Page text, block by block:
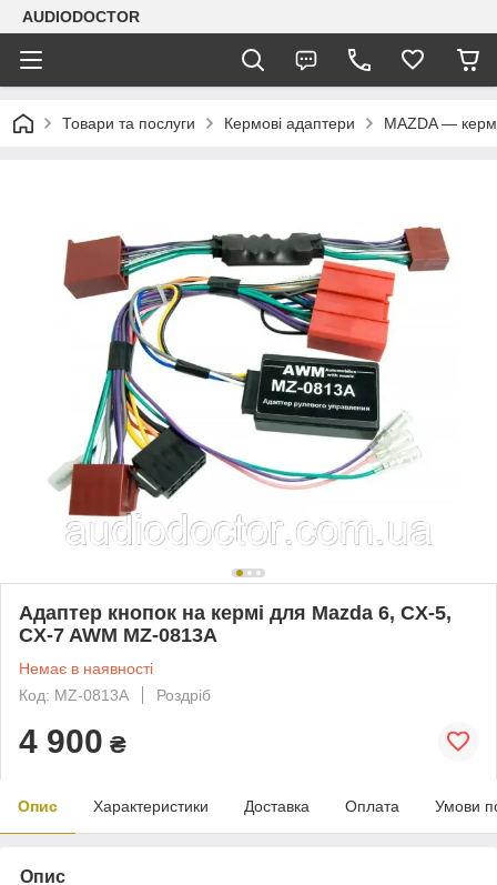
AUDIODOCTOR
Товари та послуги Кермові адаптери MAZDA —
Адаптер кнопок на кермі для Mazda 6, CX-5,
CX-7 AWM MZ-0813A
Немає в наявності
Код: MZ-0813A
Роздріб
4 900 ₴
Опис Характеристики Доставка Оплата Умови
Опис